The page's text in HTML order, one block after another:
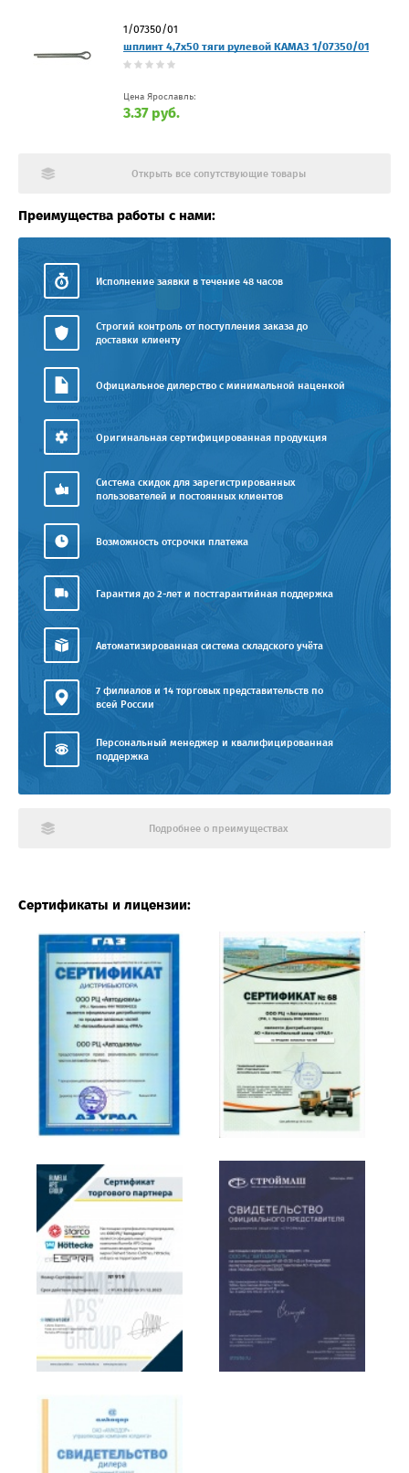
1/07350/01
шплинт 4,7х50 тяги рулевой КАМАЗ 1/07350/01
Цена Ярославль:
3.37 руб.
Открыть все сопутствующие товары
Преимущества работы с нами:
Исполнение заявки в течение 48 часов
Строгий контроль от поступления заказа до
доставки клиенту
Официальное дилерство с минимальной наценкой
Оригинальная сертифицированная продукция
Система скидок для зарегистрированных
пользователей и постоянных клиентов
Возможность отсрочки платежа
Гарантия до 2-лет и постгарантийная поддержка
Автоматизированная система складского учёта
7 филиалов и 14 торговых представительств по
всей России
Персональный менеджер и квалифицированная
поддержка
Подробнее о преимуществах
Сертификаты и лицензии: